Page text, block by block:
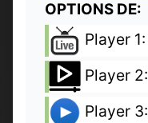
OPTIONS DE:
Player 1:
Player 2:
Player 3: